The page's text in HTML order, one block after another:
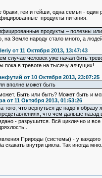
геи и гейши, одна семья - один
продукты питания.
продукты – полезны
на Земле народу стало много, а
от 11 Октября 2013, 13:47:43
случае человек уже начал бить
пока в тревоге на тысячу алчущих!
от 10 Октября 2013, 23:07:25
вполне может быть
Быть или быть? Может быть и
от 11 Октября 2013, 01:53:26
того, что вернуться де надо к
что чем дальше
- разрушится. Всё циклично и
Природы (системы) - у
скакать внутри цикла. Так иногда